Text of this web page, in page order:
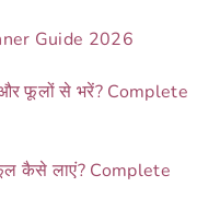
Guide 2026
फूलों से भरें? Complete
कैसे लाएं? Complete